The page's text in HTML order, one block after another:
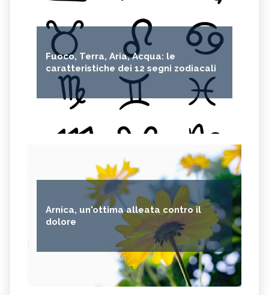
Fuoco, Terra, Aria, Acqua: le
caratteristiche dei 12 segni zodiacali
Arnica, un'ottima alleata contro il
dolore